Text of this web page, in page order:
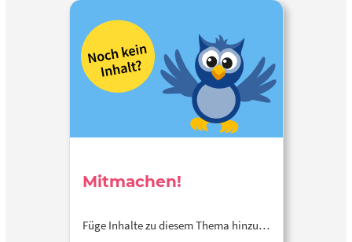
Mitmachen!
Füge Inhalte zu diesem Thema hinzu…